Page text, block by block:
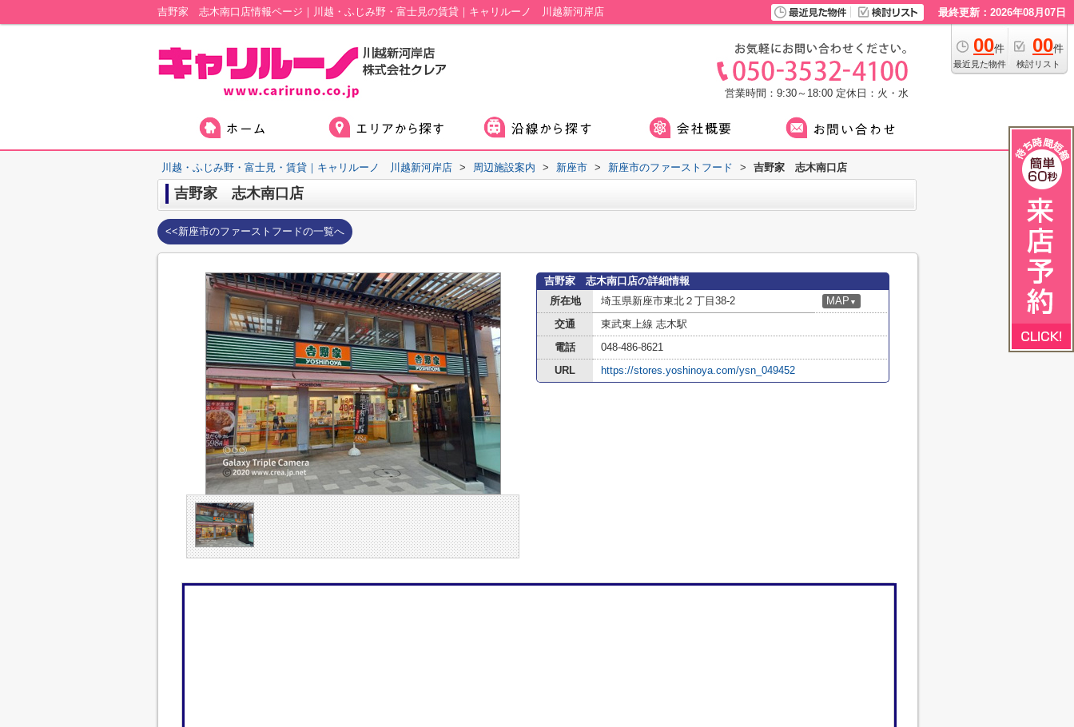
吉野家 志木南口店情報ページ｜川越・ふじみ野・富士見の賃貸｜キャリルーノ 川越新河岸店 最終更新：2026年08月07日
00件
最近見た物件
00件
検討リスト
営業時間：9:30～18:00 定休日：火・水
川越・ふじみ野・富士見・賃貸｜キャリルーノ 川越新河岸店 > 周辺施設案内 > 新座市 > 新座市のファーストフード > 吉野家 志木南口店
吉野家 志木南口店
<<新座市のファーストフードの一覧へ
吉野家 志木南口店の詳細情報
所在地
埼玉県新座市東北２丁目38-2 MAP ▼
交通
東武東上線 志木駅
電話
048-486-8621
URL
https://stores.yoshinoya.com/ysn_049452